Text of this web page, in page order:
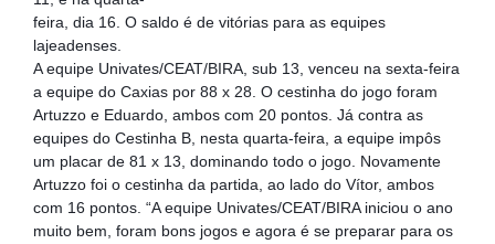
feira, dia 16. O saldo é de vitórias para as equipes
lajeadenses.
A equipe Univates/CEAT/BIRA, sub 13, venceu na sexta-feira
a equipe do Caxias por 88 x 28. O cestinha do jogo foram
Artuzzo e Eduardo, ambos com 20 pontos. Já contra as
equipes do Cestinha B, nesta quarta-feira, a equipe impôs
um placar de 81 x 13, dominando todo o jogo. Novamente
Artuzzo foi o cestinha da partida, ao lado do Vítor, ambos
com 16 pontos. “A equipe Univates/CEAT/BIRA iniciou o ano
muito bem, foram bons jogos e agora é se preparar para os